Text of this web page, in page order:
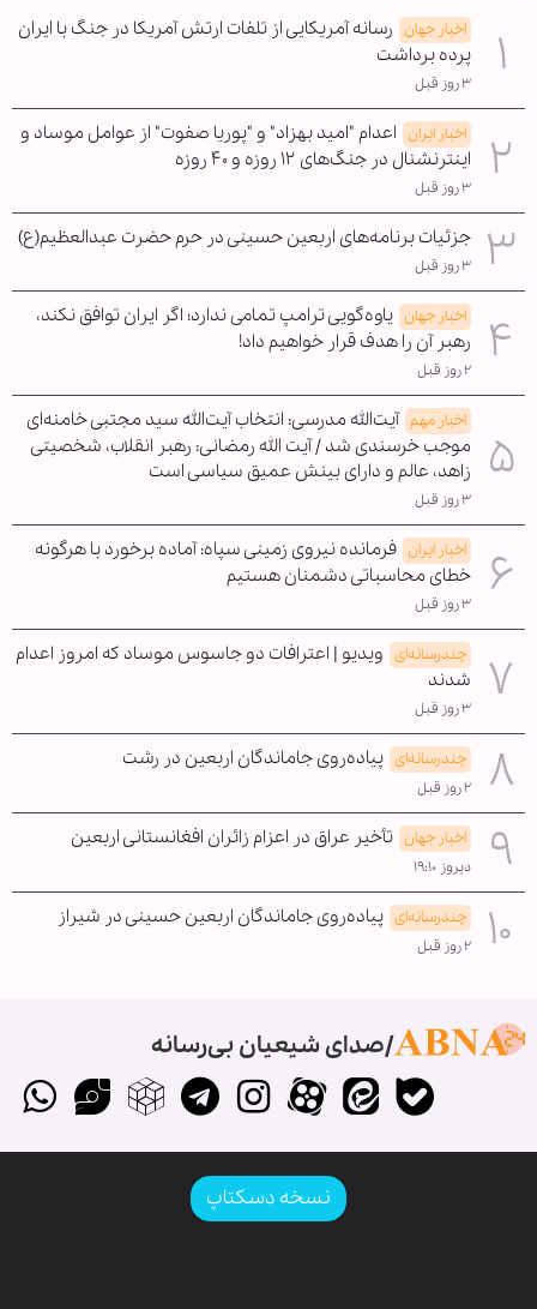
اخبار جهان رسانه آمریکایی از تلفات ارتش آمریکا در جنگ با ایران
پرده برداشت
۳ روز قبل
اخبار ایران اعدام "امید بهزاد" و "پوریا صفوت" از عوامل موساد و
اینترنشنال در جنگ‌های ۱۲ روزه و ۴۰ روزه
۳ روز قبل
جزئیات برنامه‌های اربعین حسینی در حرم حضرت عبدالعظیم(ع)
۳ روز قبل
اخبار جهان یاوه‌گویی ترامپ تمامی ندارد؛ اگر ایران توافق نکند،
رهبر آن را هدف قرار خواهیم داد!
۲ روز قبل
اخبار مهم آیت‌الله مدرسی: انتخاب آیت‌الله سید مجتبی خامنه‌ای
موجب خرسندی شد / آیت الله رمضانی: رهبر انقلاب، شخصیتی
زاهد، عالم و دارای بینش عمیق سیاسی است
۳ روز قبل
اخبار ایران فرمانده نیروی زمینی سپاه: آماده برخورد با هرگونه
خطای محاسباتی دشمنان هستیم
۳ روز قبل
چندرسانه‌ای ویدیو | اعترافات دو جاسوس موساد که امروز اعدام
شدند
۳ روز قبل
چندرسانه‌ای پیاده‌روی جاماندگان اربعین در رشت
۲ روز قبل
اخبار جهان تأخیر عراق در اعزام زائران افغانستانی اربعین
دیروز ۱۹:۱۰
چندرسانه‌ای پیاده‌روی جاماندگان اربعین حسینی در شیراز
۲ روز قبل
صدای شیعیان بی‌رسانه
نسخه دسکتاپ